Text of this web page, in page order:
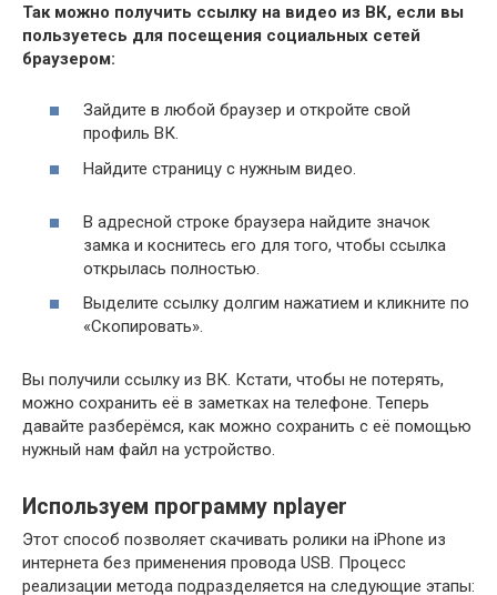
Так можно получить ссылку на видео из ВК, если вы
пользуетесь для посещения социальных сетей
браузером:
Зайдите в любой браузер и откройте свой
профиль ВК.
Найдите страницу с нужным видео.
В адресной строке браузера найдите значок
замка и коснитесь его для того, чтобы ссылка
открылась полностью.
Выделите ссылку долгим нажатием и кликните по
«Скопировать».
Вы получили ссылку из ВК. Кстати, чтобы не потерять,
можно сохранить её в заметках на телефоне. Теперь
давайте разберёмся, как можно сохранить с её помощью
нужный нам файл на устройство.
Используем программу nplayer
Этот способ позволяет скачивать ролики на iPhone из
интернета без применения провода USB. Процесс
реализации метода подразделяется на следующие этапы: